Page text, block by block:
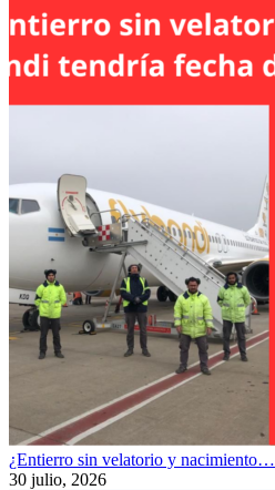
¿Entierro sin velatorio y nacimiento…
30 julio, 2026